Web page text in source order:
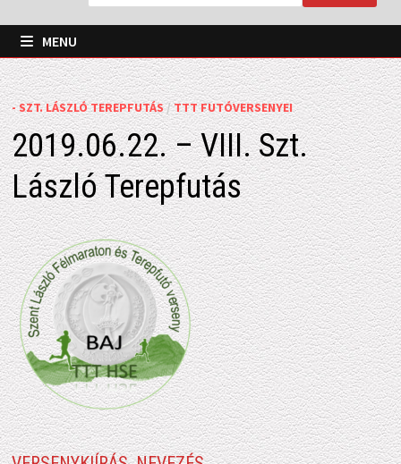
MENU
- SZT. LÁSZLÓ TEREPFUTÁS/TTT FUTÓVERSENYEI
2019.06.22. – VIII. Szt.
László Terepfutás